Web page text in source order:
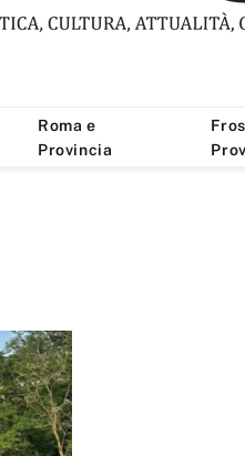
Roma e
Provincia